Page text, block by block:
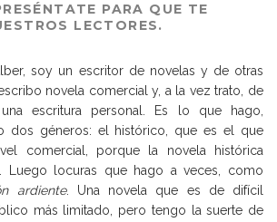
PARA QUE TE
LECTORES.
soy un escritor de novelas y de otras
novela comercial y, a la vez trato, de
escritura personal. Es lo que hago,
dos géneros: el histórico, que es el que
comercial, porque la novela histórica
Luego locuras que hago a veces, como
ardiente. Una novela que es de difícil
más limitado, pero tengo la suerte de